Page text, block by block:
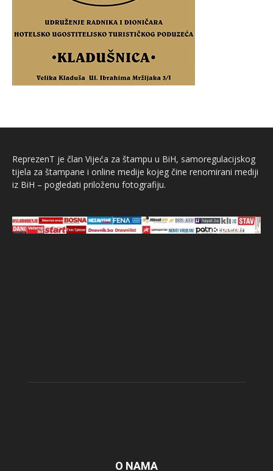
ReprezenT je član Vijeća za štampu u BiH, samoregulacijskog
tijela za štampane i online medije kojeg čine renomirani mediji
iz BiH – pogledati priloženu fotografiju.
O NAMA